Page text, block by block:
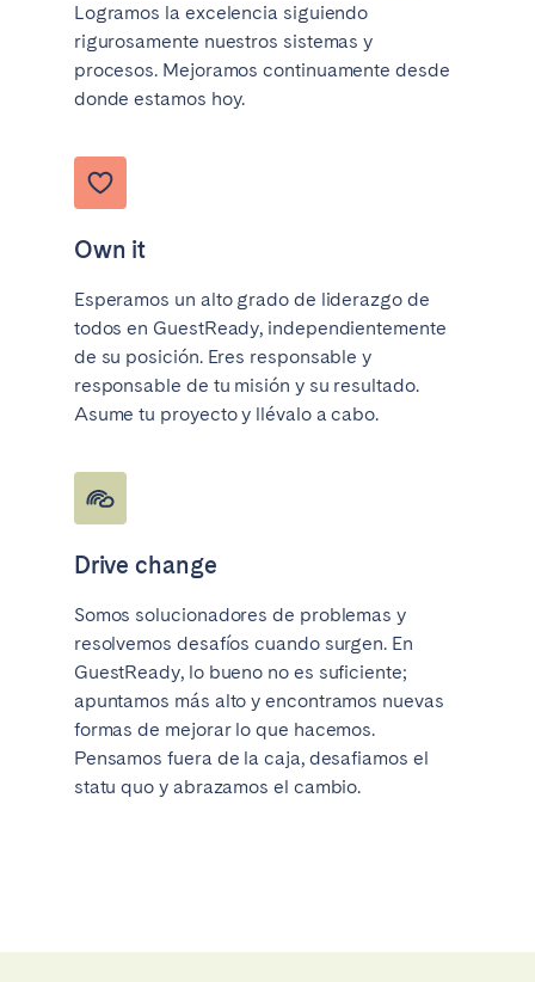
Logramos la excelencia siguiendo
rigurosamente nuestros sistemas y
procesos. Mejoramos continuamente desde
donde estamos hoy.
Own it
Esperamos un alto grado de liderazgo de
todos en GuestReady, independientemente
de su posición. Eres responsable y
responsable de tu misión y su resultado.
Asume tu proyecto y llévalo a cabo.
Drive change
Somos solucionadores de problemas y
resolvemos desafíos cuando surgen. En
GuestReady, lo bueno no es suficiente;
apuntamos más alto y encontramos nuevas
formas de mejorar lo que hacemos.
Pensamos fuera de la caja, desafiamos el
statu quo y abrazamos el cambio.